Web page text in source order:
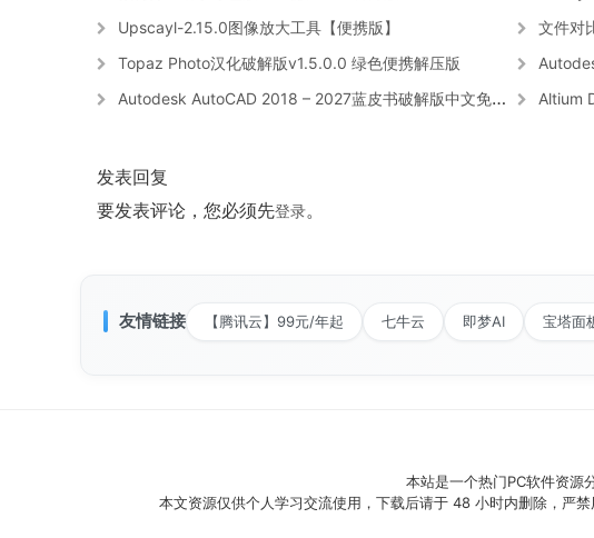
Upscayl-2.15.0图像放大工具【便携版】
文件对
Topaz Photo汉化破解版v1.5.0.0 绿色便携解压版
Autodesk AutoCAD 2018 – 2027蓝皮书破解版中文免费版附注册机
Altium
发表回复
要发表评论，您必须先登录。
友情链接 【腾讯云】99元/年起 七牛云 即梦AI 宝塔面
本站是一个热门PC软件资源
本文资源仅供个人学习交流使用，下载后请于 48 小时内删除，严